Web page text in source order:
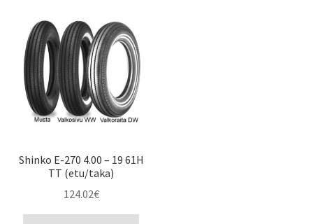
Shinko E-270 4.00 – 19 61H
TT (etu/taka)
124.02€